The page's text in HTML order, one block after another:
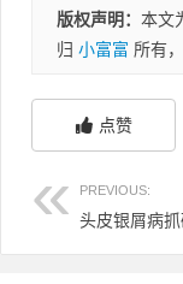
版权声明： 本文
归 小富富 所有
点赞
PREVIOUS: